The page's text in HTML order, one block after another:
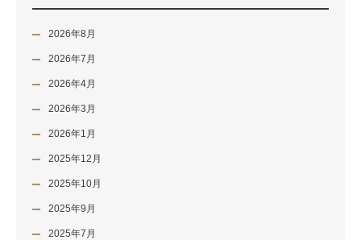
2026年8月
2026年7月
2026年4月
2026年3月
2026年1月
2025年12月
2025年10月
2025年9月
2025年7月